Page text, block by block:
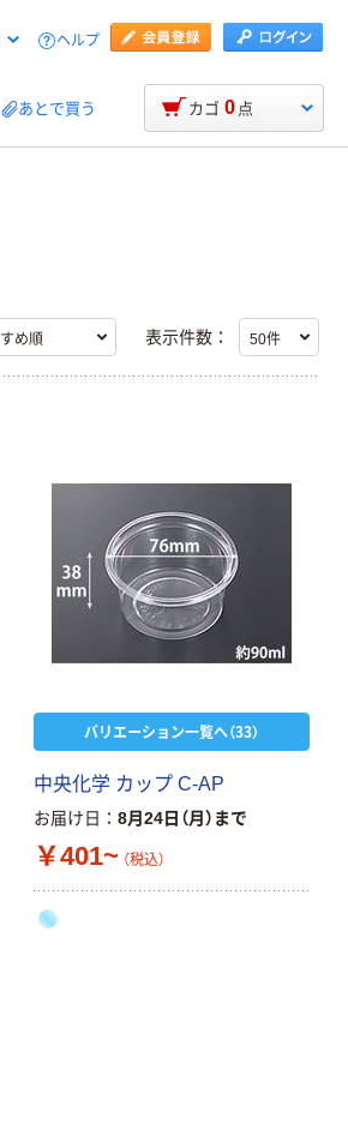
ヘルプ
あとで買う カゴ 0 点
表示件数：
バリエーション一覧へ（33）
中央化学 カップ C-AP
お届け日 8月24日（月）まで
￥401~ （税込）